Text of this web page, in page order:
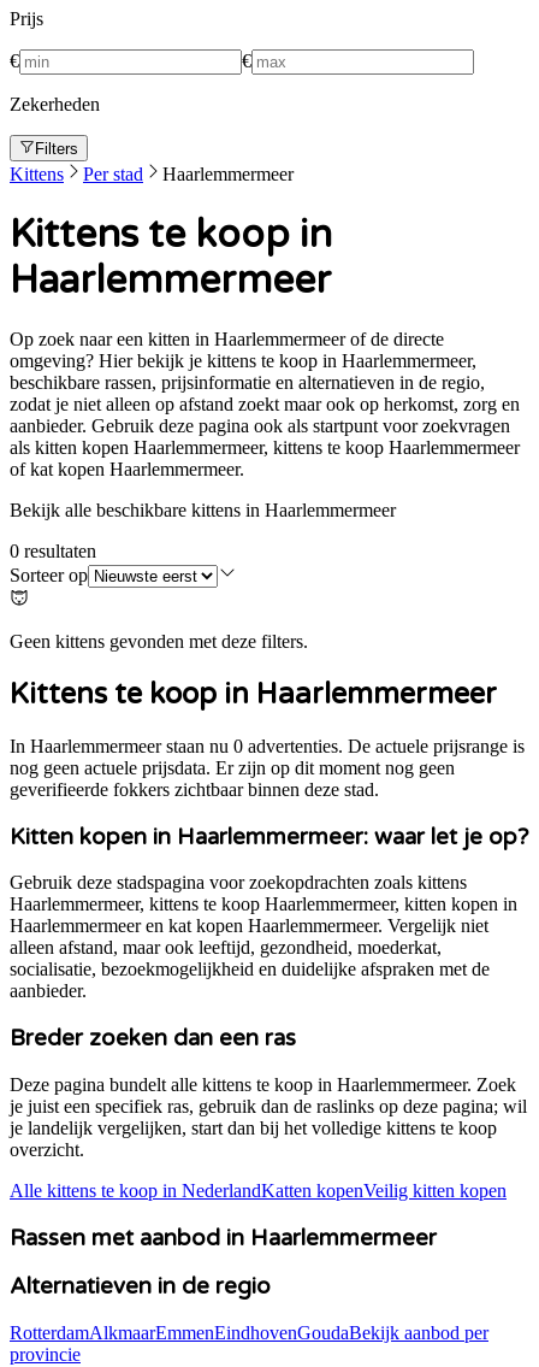
Prijs
€ €
Zekerheden
Filters
Kittens Per stad Haarlemmermeer
Kittens te koop in
Haarlemmermeer
Op zoek naar een kitten in Haarlemmermeer of de directe
omgeving? Hier bekijk je kittens te koop in Haarlemmermeer,
beschikbare rassen, prijsinformatie en alternatieven in de regio,
zodat je niet alleen op afstand zoekt maar ook op herkomst, zorg en
aanbieder. Gebruik deze pagina ook als startpunt voor zoekvragen
als kitten kopen Haarlemmermeer, kittens te koop Haarlemmermeer
of kat kopen Haarlemmermeer.
Bekijk alle beschikbare kittens in Haarlemmermeer
0 resultaten
Sorteer op
Geen kittens gevonden met deze filters.
Kittens te koop in Haarlemmermeer
In Haarlemmermeer staan nu 0 advertenties. De actuele prijsrange is
nog geen actuele prijsdata. Er zijn op dit moment nog geen
geverifieerde fokkers zichtbaar binnen deze stad.
Kitten kopen in Haarlemmermeer: waar let je op?
Gebruik deze stadspagina voor zoekopdrachten zoals kittens
Haarlemmermeer, kittens te koop Haarlemmermeer, kitten kopen in
Haarlemmermeeren kat kopen Haarlemmermeer. Vergelijk niet
alleen afstand, maar ook leeftijd, gezondheid, moederkat,
socialisatie, bezoekmogelijkheid en duidelijke afspraken met de
aanbieder.
Breder zoeken dan een ras
Deze pagina bundelt alle kittens te koop in Haarlemmermeer. Zoek
je juist een specifiek ras, gebruik dan de raslinks op deze pagina; wil
je landelijk vergelijken, start dan bij het volledige kittens te koop
overzicht.
Alle kittens te koop in NederlandKatten kopenVeilig kitten kopen
Rassen met aanbod in Haarlemmermeer
Alternatieven in de regio
RotterdamAlkmaarEmmenEindhovenGoudaBekijk aanbod per
provincie